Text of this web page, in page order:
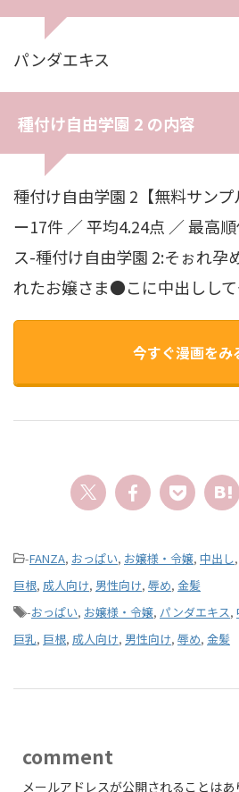
パンダエキス
種付け自由学園 2 の内容
種付け自由学園 2【無料サン
ー17件 ／ 平均4.24点 ／ 最高
ス-種付け自由学園 2:そぉれ孕
れたお嬢さま●こに中出しし
今すぐ漫画をみ
-FANZA, おっぱい, お嬢様・令嬢, 中出し,
巨根, 成人向け, 男性向け, 辱め, 金髪
-おっぱい, お嬢様・令嬢, パンダエキス,
巨乳, 巨根, 成人向け, 男性向け, 辱め, 金髪
comment
メールアドレスが公開されることはあ